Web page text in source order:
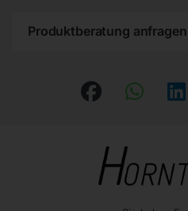
Produktberatung anfragen